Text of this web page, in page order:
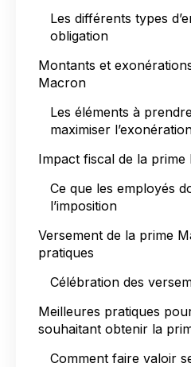
Les différents types
obligation
Montants et
Macron
Les éléments à
maximiser
Impact fiscal de la
Ce que les employés
l’imposition
Versement de la prime
pratiques
Célébration des
Meilleures pratiques
souhaitant obtenir la
Comment faire valoir